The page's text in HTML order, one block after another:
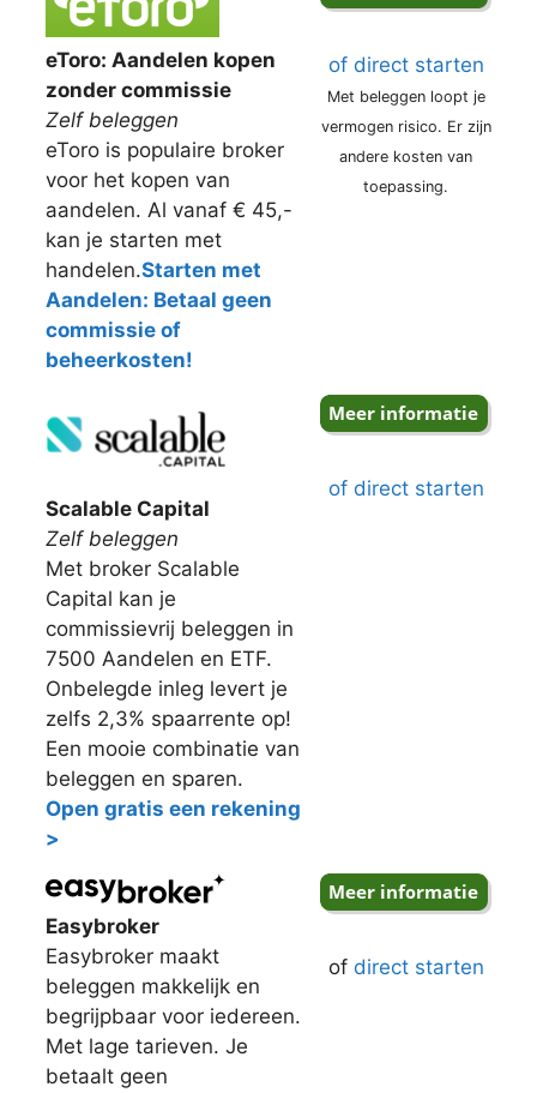
eToro: Aandelen kopen
zonder commissie
Zelf beleggen
eToro is populaire broker
voor het kopen van
aandelen. Al vanaf € 45,-
kan je starten met
handelen.Starten met
Aandelen: Betaal geen
commissie of
beheerkosten!
of direct starten
Met beleggen loopt je
vermogen risico. Er zijn
andere kosten van
toepassing.
Scalable Capital
Zelf beleggen
Met broker Scalable
Capital kan je
commissievrij beleggen in
7500 Aandelen en ETF.
Onbelegde inleg levert je
zelfs 2,3% spaarrente op!
Een mooie combinatie van
beleggen en sparen.
Open gratis een rekening
>
of direct starten
Easybroker
Easybroker maakt
beleggen makkelijk en
begrijpbaar voor iedereen.
Met lage tarieven. Je
betaalt geen
of direct starten